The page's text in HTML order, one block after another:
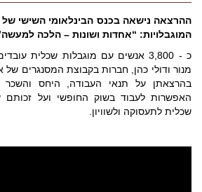
ההרצאה נישאה בכנס הבינלאומי השישי של
המוגבלויות: “אחדות ושונות – הלכה למעשה” –
כ - 3,800 אנשים עם מוגבלות שכלית
מנור ודולי כהן, חברות בקבוצת המסנגרים של
בהרצאתן על תנאי העבודה, היחס והשכר
האפשרות לעבוד בשוק החופשי ועל
שכלית לתעסוקה ולשוויון.